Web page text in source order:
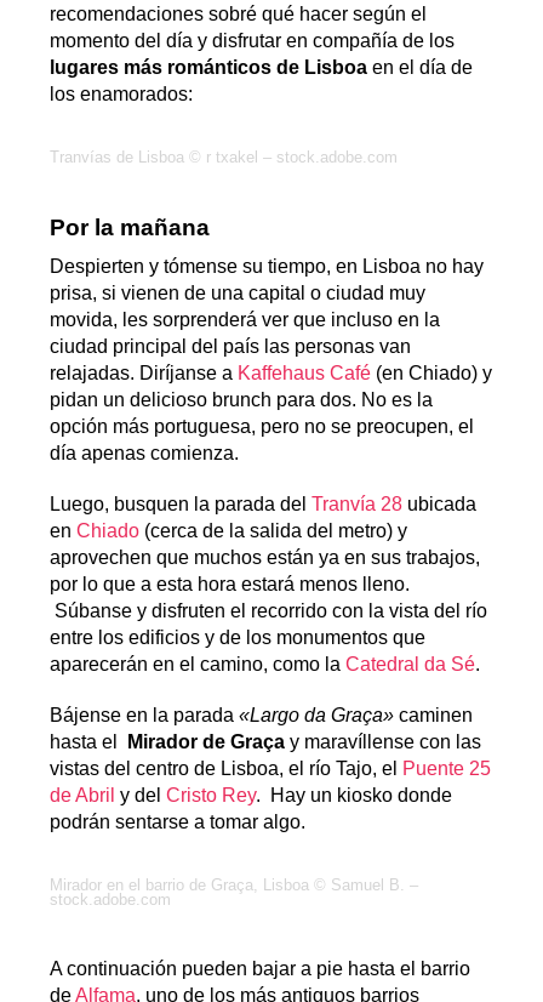
recomendaciones sobré qué hacer según el
momento del día y disfrutar en compañía de los
lugares más románticos de Lisboa en el día de
los enamorados:
Tranvías de Lisboa © r txakel – stock.adobe.com
Por la mañana
Despierten y tómense su tiempo, en Lisboa no hay
prisa, si vienen de una capital o ciudad muy
movida, les sorprenderá ver que incluso en la
ciudad principal del país las personas van
relajadas. Diríjanse a Kaffehaus Café (en Chiado) y
pidan un delicioso brunch para dos. No es la
opción más portuguesa, pero no se preocupen, el
día apenas comienza.
Luego, busquen la parada delTranvía 28 ubicada
enChiado (cerca de la salida del metro) y
aprovechen que muchos están ya en sus trabajos,
por lo que a esta hora estará menos lleno.
Súbanse y disfruten el recorrido con la vista del río
entre los edificios y de los monumentos que
aparecerán en el camino, como laCatedral da Sé.
Bájense en la parada«Largo da Graça» caminen
hasta el
Mirador de Graça y maravíllense con las
vistas del centro de Lisboa, el río Tajo, el Puente 25
de Abril y delCristo Rey. Hay un kiosko donde
podrán sentarse a tomar algo.
Mirador en el barrio de Graça, Lisboa © Samuel B. –
stock.adobe.com
A continuación pueden bajar a pie hasta el barrio
deAlfama, uno de los más antiguos barrios